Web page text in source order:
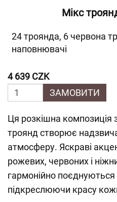
Мікс
24 троянда, 6 червона
наповнювачі
4 639 CZK
ЗАМОВИТИ
Ця розкішна композиція
троянд створює
атмосферу. Яскраві
рожевих, червоних і
гармонійно
підкреслюючи красу